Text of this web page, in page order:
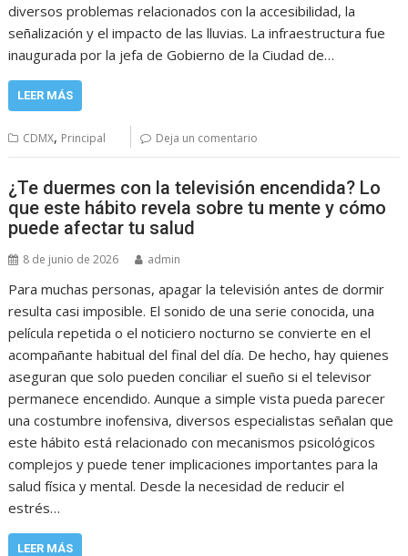
diversos problemas relacionados con la accesibilidad, la
señalización y el impacto de las lluvias. La infraestructura fue
inaugurada por la jefa de Gobierno de la Ciudad de…
LEER MÁS
CDMX, Principal Deja un comentario
¿Te duermes con la televisión encendida? Lo
que este hábito revela sobre tu mente y cómo
puede afectar tu salud
8 de junio de 2026 admin
Para muchas personas, apagar la televisión antes de dormir
resulta casi imposible. El sonido de una serie conocida, una
película repetida o el noticiero nocturno se convierte en el
acompañante habitual del final del día. De hecho, hay quienes
aseguran que solo pueden conciliar el sueño si el televisor
permanece encendido. Aunque a simple vista pueda parecer
una costumbre inofensiva, diversos especialistas señalan que
este hábito está relacionado con mecanismos psicológicos
complejos y puede tener implicaciones importantes para la
salud física y mental. Desde la necesidad de reducir el
estrés…
LEER MÁS